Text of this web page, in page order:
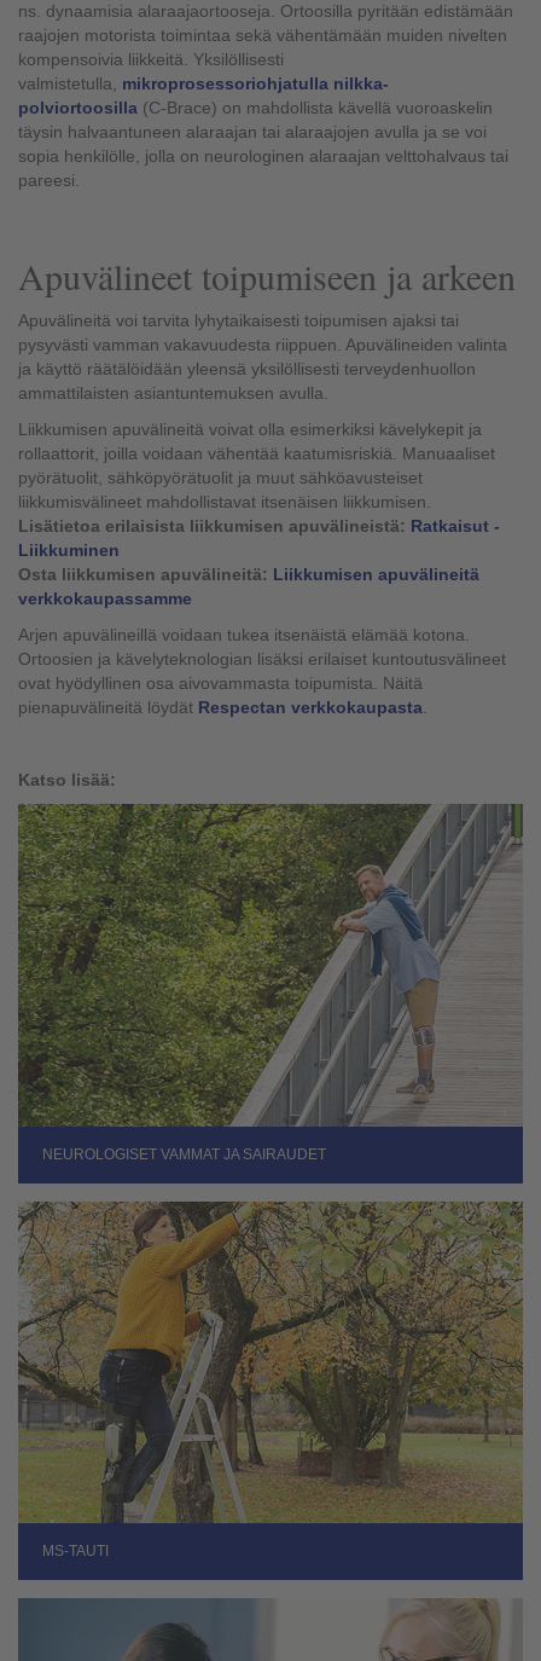
ns. dynaamisia alaraajaortooseja. Ortoosilla pyritään edistämään
raajojen motorista toimintaa sekä vähentämään muiden nivelten
kompensoivia liikkeitä. Yksilöllisesti
valmistetulla, mikroprosessoriohjatulla nilkka-
polviortoosilla (C-Brace) on mahdollista kävellä vuoroaskelin
täysin halvaantuneen alaraajan tai alaraajojen avulla ja se voi
sopia henkilölle, jolla on neurologinen alaraajan velttohalvaus tai
pareesi.
Apuvälineet toipumiseen ja arkeen
Apuvälineitä voi tarvita lyhytaikaisesti toipumisen ajaksi tai
pysyvästi vamman vakavuudesta riippuen. Apuvälineiden valinta
ja käyttö räätälöidään yleensä yksilöllisesti terveydenhuollon
ammattilaisten asiantuntemuksen avulla.
Liikkumisen apuvälineitä voivat olla esimerkiksi kävelykepit ja
rollaattorit, joilla voidaan vähentää kaatumisriskiä. Manuaaliset
pyörätuolit, sähköpyörätuolit ja muut sähköavusteiset
liikkumisvälineet mahdollistavat itsenäisen liikkumisen.
Lisätietoa erilaisista liikkumisen apuvälineistä: Ratkaisut -
Liikkuminen
Osta liikkumisen apuvälineitä: Liikkumisen apuvälineitä
verkkokaupassamme
Arjen apuvälineillä voidaan tukea itsenäistä elämää kotona.
Ortoosien ja kävelyteknologian lisäksi erilaiset kuntoutusvälineet
ovat hyödyllinen osa aivovammasta toipumista. Näitä
pienapuvälineitä löydät Respectan verkkokaupasta
Katso lisää:
NEUROLOGISET VAMMAT JA SAIRAUDET
MS-TAUTI